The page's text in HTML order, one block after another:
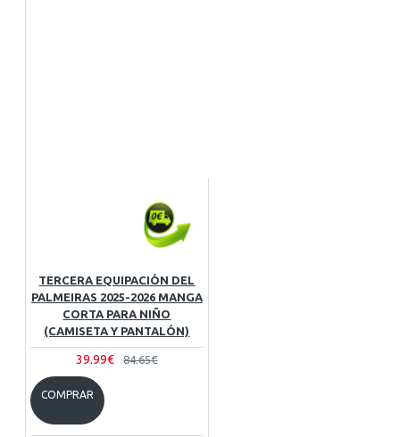
TERCERA EQUIPACIÓN DEL
PALMEIRAS 2025-2026 MANGA
CORTA PARA NIÑO
(CAMISETA Y PANTALÓN)
39.99€ 84.65€
COMPRAR